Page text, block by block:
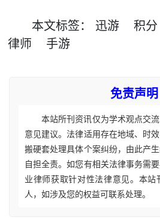
本文标签： 迅游 积分
律师
手游
免责声明
本站所刊资讯仅为学术观点交
意见建议。法律适用存在地域、时
搬硬套处理具体个案纠纷，由此产
自担全责。如您有相关法律事务需
业律师获取针对性法律意见。本站
人，如涉及您的权益可联系处理。